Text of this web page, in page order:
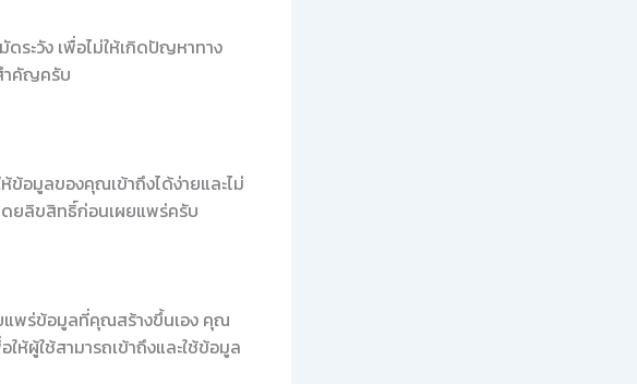
ระวัง เพื่อไม่ให้เกิดปัญหาทาง
ำคัญครับ
ข้อมูลของคุณเข้าถึงได้ง่ายและไม่
ยลิขสิทธิ์ก่อนเผยแพร่ครับ
แพร่ข้อมูลที่คุณสร้างขึ้นเอง คุณ
ห้ผู้ใช้สามารถเข้าถึงและใช้ข้อมูล